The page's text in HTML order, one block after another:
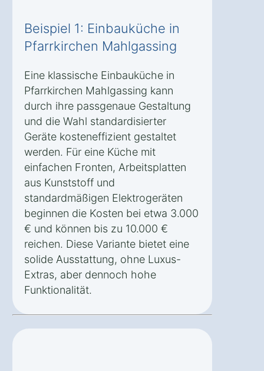
Beispiel 1: Einbauküche in
Pfarrkirchen Mahlgassing
Eine klassische Einbauküche in
Pfarrkirchen Mahlgassing kann
durch ihre passgenaue Gestaltung
und die Wahl standardisierter
Geräte kosteneffizient gestaltet
werden. Für eine Küche mit
einfachen Fronten, Arbeitsplatten
aus Kunststoff und
standardmäßigen Elektrogeräten
beginnen die Kosten bei etwa 3.000
€ und können bis zu 10.000 €
reichen. Diese Variante bietet eine
solide Ausstattung, ohne Luxus-
Extras, aber dennoch hohe
Funktionalität.